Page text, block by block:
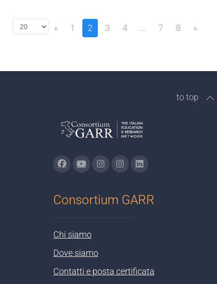
Select
« 1 2 3 4 … 7 8 »
to top
Consortium GARR
Chi siamo
Dove siamo
Contatti e posta certificata